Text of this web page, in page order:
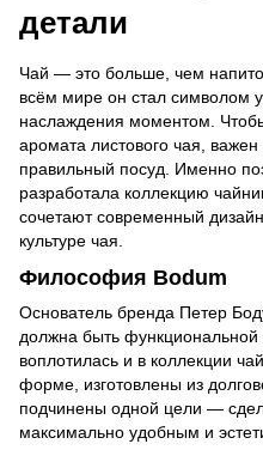
детали
Чай — это больше, чем
всём мире он стал символом
наслаждения моментом.
аромата листового чая, важен
правильный посуд. Именно
разработала коллекцию
сочетают современный
культуре чая.
Философия Bodum
Основатель бренда Петер
должна быть функциональной
воплотилась и в коллекции
форме, изготовлены из
подчинены одной цели —
максимально удобным и